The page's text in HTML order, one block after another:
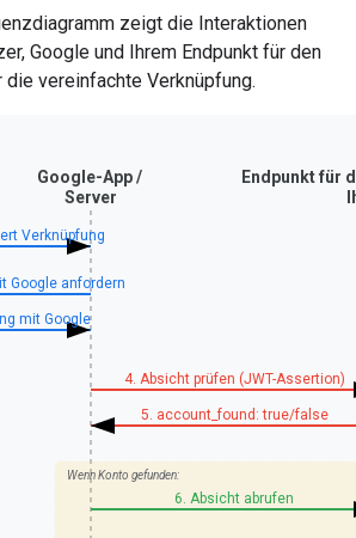
zeigt die Interaktionen
Google und Ihrem Endpunkt für den
die vereinfachte Verknüpfung.
Google-App /
Server
Endpunkt für
Verknüpfung
Google anfordern
mit Google
4. Absicht prüfen (JWT-Assertion)
5. account_found: true/false
Wenn Konto gefunden:
6. Absicht abrufen